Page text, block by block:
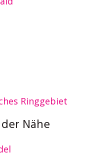
Ringgebiet
Nähe